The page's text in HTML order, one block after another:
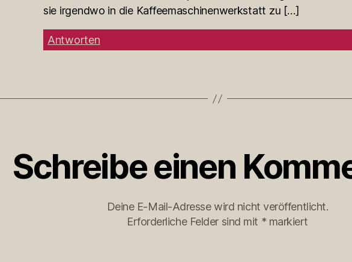
sie irgendwo in die Kaffeemaschinenwerkstatt zu […]
Antworten
Schreibe einen
Deine E-Mail-Adresse wird nicht veröffentlicht.
Erforderliche Felder sind mit * markiert